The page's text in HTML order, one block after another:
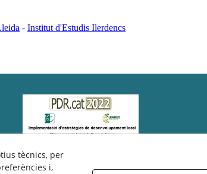
- Institut d'Estudis Ilerdencs
tècnics, per
i,